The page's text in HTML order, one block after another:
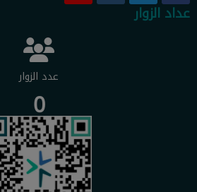
عداد الزوار
عدد الزوار
0